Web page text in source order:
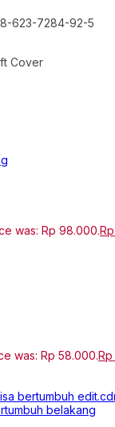
623-7284-92-5
Cover
was: Rp 98.000.Rp
was: Rp 58.000.Rp